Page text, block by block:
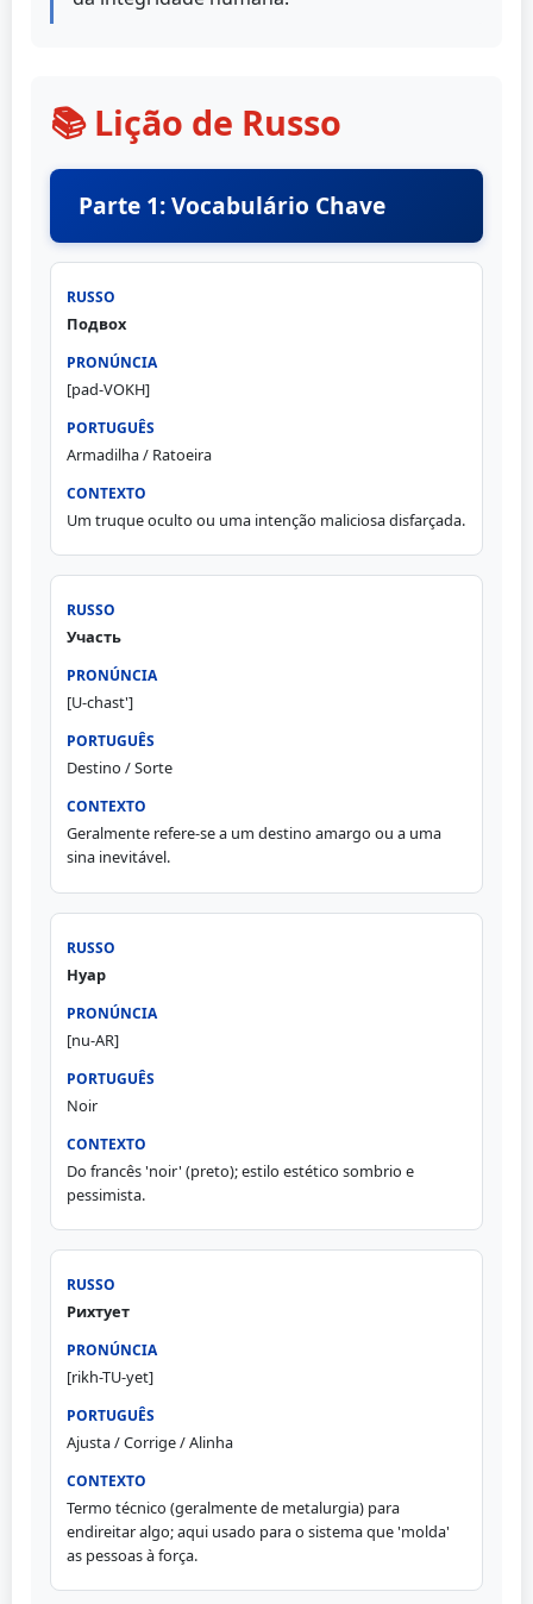
📚 Lição de Russo
Parte 1: Vocabulário Chave
Подвох
[pad-VOKH]
Armadilha / Ratoeira
Um truque oculto ou uma intenção maliciosa disfarçada.
Участь
[U-chast']
Destino / Sorte
Geralmente refere-se a um destino amargo ou a uma
sina inevitável.
Нуар
[nu-AR]
Noir
Do francês 'noir' (preto); estilo estético sombrio e
pessimista.
Рихтует
[rikh-TU-yet]
Ajusta / Corrige / Alinha
Termo técnico (geralmente de metalurgia) para
endireitar algo; aqui usado para o sistema que 'molda'
as pessoas à força.